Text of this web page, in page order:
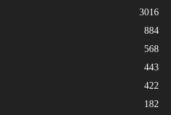
3016
884
568
443
422
182